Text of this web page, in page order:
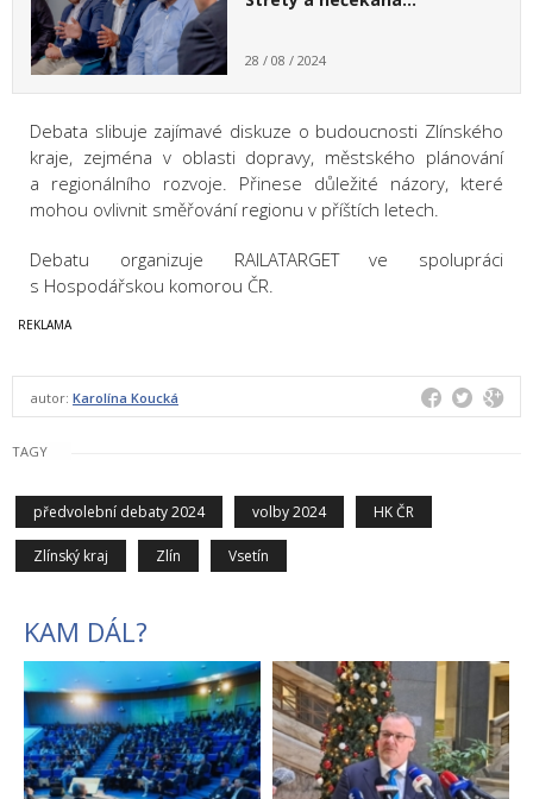
28 / 08 / 2024
Debata slibuje zajímavé diskuze o budoucnosti Zlínského
kraje, zejména v oblasti dopravy, městského plánování
a regionálního rozvoje. Přinese důležité názory, které
mohou ovlivnit směřování regionu v příštích letech.
Debatu organizuje RAILATARGET ve spolupráci
s Hospodářskou komorou ČR.
autor: Karolína Koucká
TAGY
předvolební debaty 2024 volby 2024 HK ČR
Zlínský kraj Zlín Vsetín
KAM DÁL?